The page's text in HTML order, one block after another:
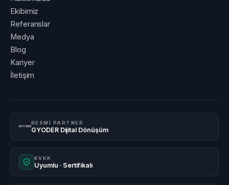
Ekibimiz
Referanslar
Medya
Blog
Kariyer
İletişim
RESMİ PARTNER
GYODER Dijital Dönüşüm
KVKK
Uyumlu · Sertifikalı